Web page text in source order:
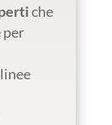
che
per